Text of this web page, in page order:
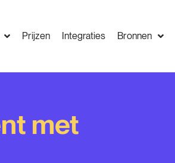
Prijzen Integraties Bronnen
met